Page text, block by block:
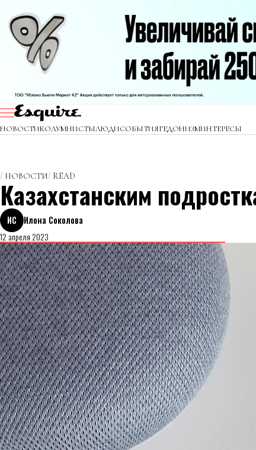
НОВОСТИКОЛУМНИСТЫЛЮДИСОБЫТИЯГЕДОНИЗМИНТЕРЕСЫ
НОВОСТИ READ
Казахстанским
ИС
Илона Соколова
12 апреля 2023